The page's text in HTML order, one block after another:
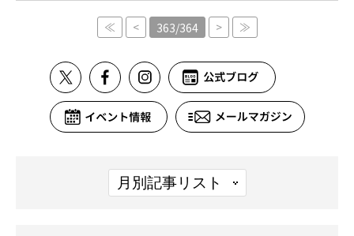
≪ < 363/364 > ≫